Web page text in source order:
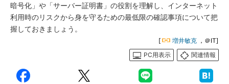
暗号化」や「サーバー証明書」の役割を理解し、インターネット
利用時のリスクから身を守るための最低限の確認事項について把
握しておきましょう。
[ 増井敏克 ，＠IT]
PC用表示
関連情報